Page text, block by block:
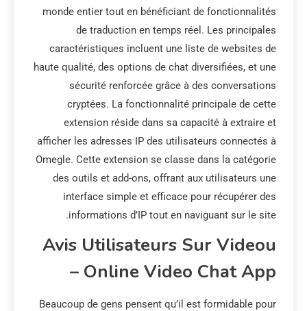
monde entier tout en bénéficiant de fonctionnalités
de traduction en temps réel. Les principales
caractéristiques incluent une liste de websites de
haute qualité, des options de chat diversifiées, et une
sécurité renforcée grâce à des conversations
cryptées. La fonctionnalité principale de cette
extension réside dans sa capacité à extraire et
afficher les adresses IP des utilisateurs connectés à
Omegle. Cette extension se classe dans la catégorie
des outils et add-ons, offrant aux utilisateurs une
interface simple et efficace pour récupérer des
informations d’IP tout en naviguant sur le site.
Avis Utilisateurs Sur Videou
– Online Video Chat App
Beaucoup de gens pensent qu’il est formidable pour